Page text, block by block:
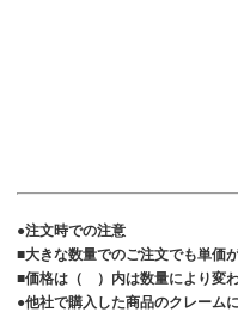
●注文時での注意
■大きな数量でのご注文でも単価
■価格は（ ）内は数量により変
●他社で購入した商品のクレーム